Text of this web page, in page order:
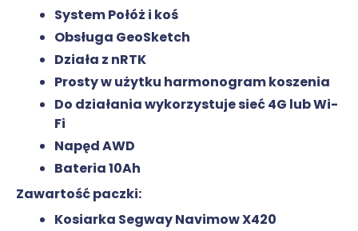
System Połóż i koś
Obsługa GeoSketch
Działa z nRTK
Prosty w użytku harmonogram koszenia
Do działania wykorzystuje sieć 4G lub Wi-
Fi
Napęd AWD
Bateria 10Ah
Zawartość paczki:
Kosiarka Segway Navimow X420